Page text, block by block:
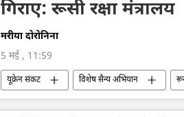
गिराए: रूसी रक्षा मंत्रालय
मरीया दोरोनिना
5 मई , 11:59
यूक्रेन संकट विशेष सैन्य अभियान
यूक्रेन सशस्त्र बल
ड्रोन ड्रोन हमला